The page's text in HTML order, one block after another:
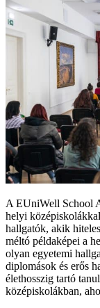
A EUniWell School
helyi
hallgatók, akik
méltó példaképei a
olyan egyetemi
diplomások és erős
élethosszig tartó
középiskolákban,